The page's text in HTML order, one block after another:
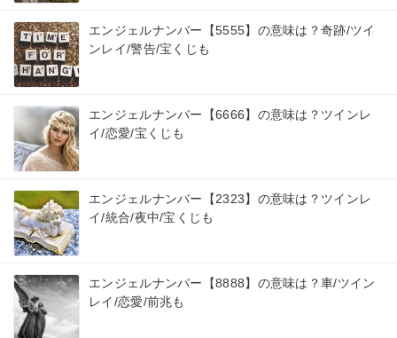
エンジェルナンバー【5555】の意味は？奇跡/ツイ
ンレイ/警告/宝くじも
エンジェルナンバー【6666】の意味は？ツインレ
イ/恋愛/宝くじも
エンジェルナンバー【2323】の意味は？ツインレ
イ/統合/夜中/宝くじも
エンジェルナンバー【8888】の意味は？車/ツイン
レイ/恋愛/前兆も